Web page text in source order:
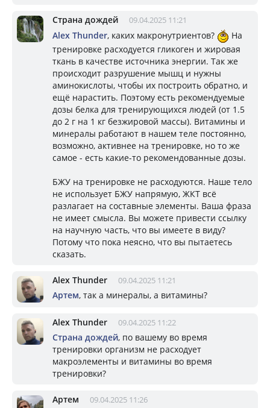
Страна дождей 09.04.2025 11:21
Alex Thunder, каких макронутриентов?
На
тренировке расходуется гликоген и жировая
ткань в качестве источника энергии. Так же
происходит разрушение мышц и нужны
аминокислоты, чтобы их построить обратно, и
ещё нарастить. Поэтому есть рекомендуемые
дозы белка для тренирующихся людей (от 1.5
до 2 г на 1 кг безжировой массы). Витамины и
минералы работают в нашем теле постоянно,
возможно, активнее на тренировке, но то же
самое - есть какие-то рекомендованные дозы.
БЖУ на тренировке не расходуются. Наше тело
не использует БЖУ напрямую, ЖКТ всё
разлагает на составные элементы. Ваша фраза
не имеет смысла. Вы можете привести ссылку
на научную часть, что вы имеете в виду?
Потому что пока неясно, что вы пытаетесь
сказать.
Alex Thunder 09.04.2025 11:21
Артем, так а минералы, а витамины?
Alex Thunder 09.04.2025 11:22
Страна дождей, по вашему во время
тренировки организм не расходует
макроэлементы и витамины во время
тренировки?
Артем 09.04.2025 11:26